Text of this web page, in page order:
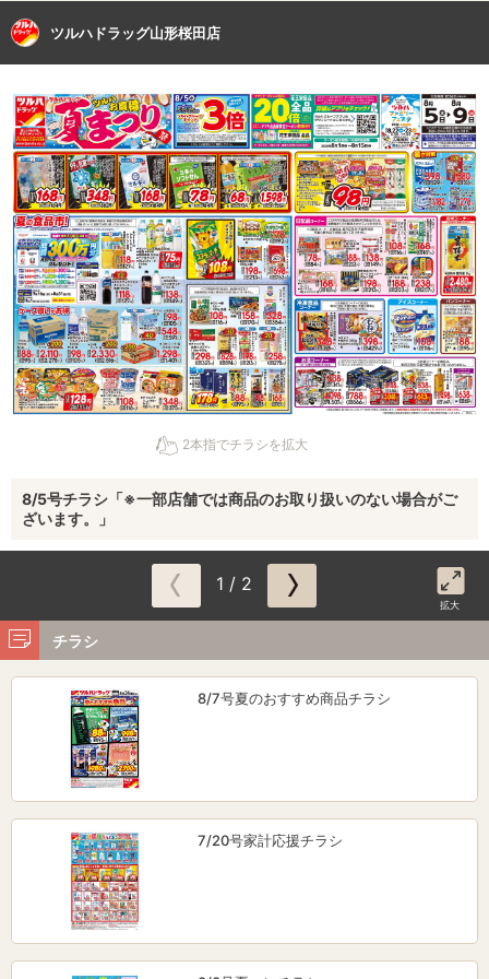
ツルハドラッグ山形桜田店
2本指でチラシを拡大
8/5号チラシ「※一部店舗では商品のお取り扱いのない場合がご
ざいます。」
1 / 2
拡大
チラシ
8/7号夏のおすすめ商品チラシ
7/20号家計応援チラシ